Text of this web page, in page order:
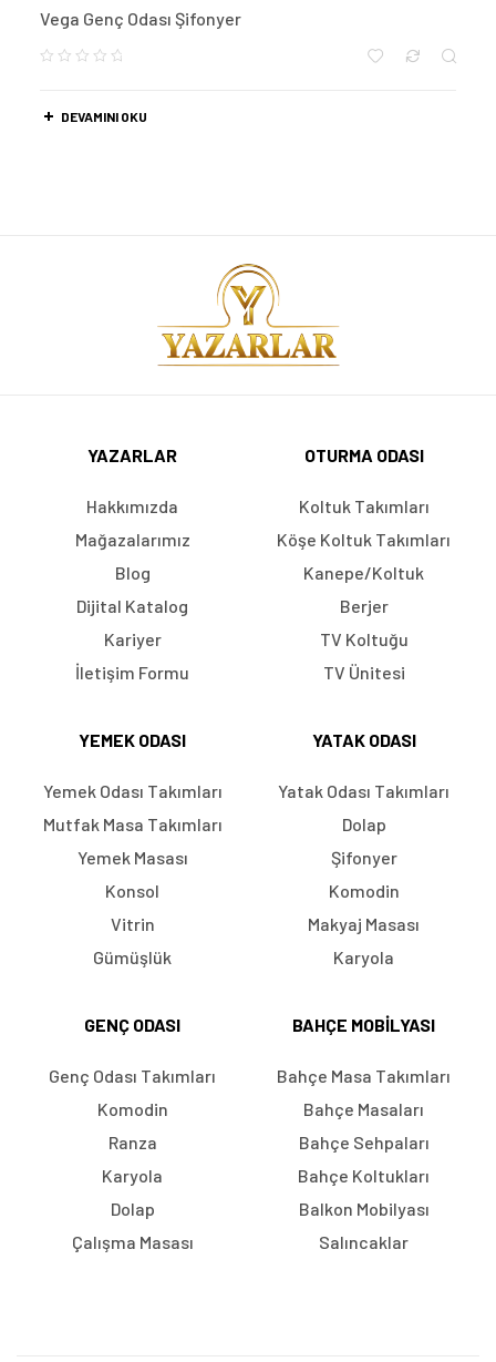
Vega Genç Odası Şifonyer
DEVAMINI OKU
YAZARLAR
Hakkımızda
Mağazalarımız
Blog
Dijital Katalog
Kariyer
İletişim Formu
OTURMA ODASI
Koltuk Takımları
Köşe Koltuk Takımları
Kanepe/Koltuk
Berjer
TV Koltuğu
TV Ünitesi
YEMEK ODASI
Yemek Odası Takımları
Mutfak Masa Takımları
Yemek Masası
Konsol
Vitrin
Gümüşlük
YATAK ODASI
Yatak Odası Takımları
Dolap
Şifonyer
Komodin
Makyaj Masası
Karyola
GENÇ ODASI
Genç Odası Takımları
Komodin
Ranza
Karyola
Dolap
Çalışma Masası
BAHÇE MOBILYASI
Bahçe Masa Takımları
Bahçe Masaları
Bahçe Sehpaları
Bahçe Koltukları
Balkon Mobilyası
Salıncaklar